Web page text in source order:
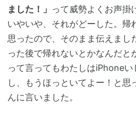
ました！」 って威勢よくお声掛
いやいや、それがどーした。帰
思ったので、そのまま伝えまし
った後で帰れないとかなんだと
って言ってもわたしはiPhone
し、もうほっといてよー！と思
んに言いました。